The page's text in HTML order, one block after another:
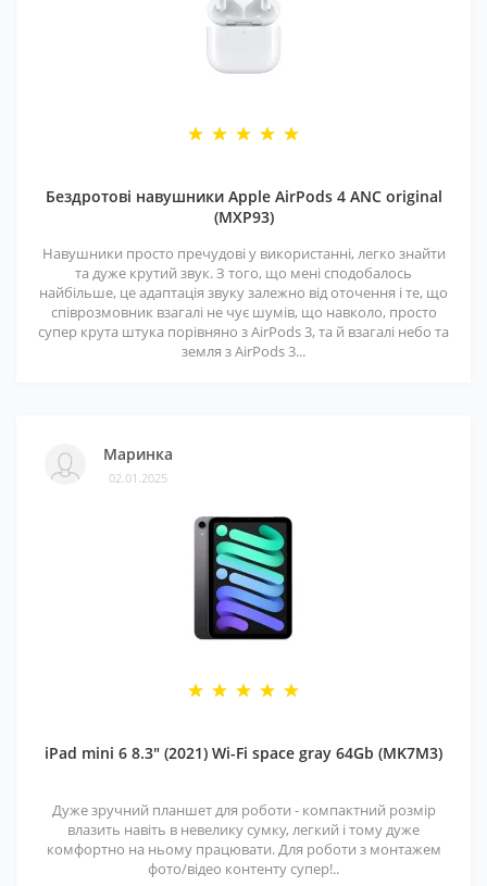
Бездротові навушники Apple AirPods 4 ANC original
(MXP93)
Навушники просто пречудові у використанні, легко знайти
та дуже крутий звук. З того, що мені сподобалось
найбільше, це адаптація звуку залежно від оточення і те, що
співрозмовник взагалі не чує шумів, що навколо, просто
супер крута штука порівняно з AirPods 3, та й взагалі небо та
земля з AirPods 3...
Маринка
02.01.2025
iPad mini 6 8.3" (2021) Wi-Fi space gray 64Gb (MK7M3)
Дуже зручний планшет для роботи - компактний розмір
влазить навіть в невелику сумку, легкий і тому дуже
комфортно на ньому працювати. Для роботи з монтажем
фото/відео контенту супер!..